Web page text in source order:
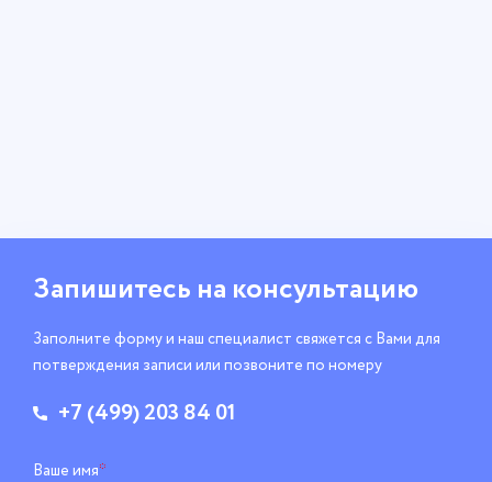
Запишитесь на консультацию
Заполните форму и наш специалист свяжется с Вами для
потверждения записи или позвоните по номеру
+7 (499) 203 84 01
Ваше имя*